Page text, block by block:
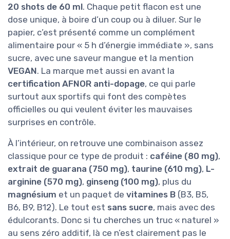
20 shots de 60 ml. Chaque petit flacon est une
dose unique, à boire d’un coup ou à diluer. Sur le
papier, c’est présenté comme un complément
alimentaire pour « 5 h d’énergie immédiate », sans
sucre, avec une saveur mangue et la mention
VEGAN. La marque met aussi en avant la
certification AFNOR anti-dopage, ce qui parle
surtout aux sportifs qui font des compètes
officielles ou qui veulent éviter les mauvaises
surprises en contrôle.
À l’intérieur, on retrouve une combinaison assez
classique pour ce type de produit : caféine (80 mg),
extrait de guarana (750 mg), taurine (610 mg), L-
arginine (570 mg), ginseng (100 mg), plus du
magnésium et un paquet de vitamines B (B3, B5,
B6, B9, B12). Le tout est sans sucre, mais avec des
édulcorants. Donc si tu cherches un truc « naturel »
au sens zéro additif, là ce n’est clairement pas le